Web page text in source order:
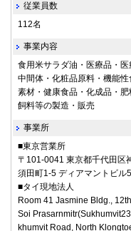
従業員数
112名
事業内容
食用米サラダ油・医療品・医
中間体・化粧品原料・機能性
素材・健康食品・化成品・肥
飼料等の製造・販売
事業所
■東京営業所
〒101-0041 東京都千代田区
須田町1-5 ディアマントビル
■タイ現地法人
Room 41 Jasmine Bldg.,
Soi
khumvit Road, North